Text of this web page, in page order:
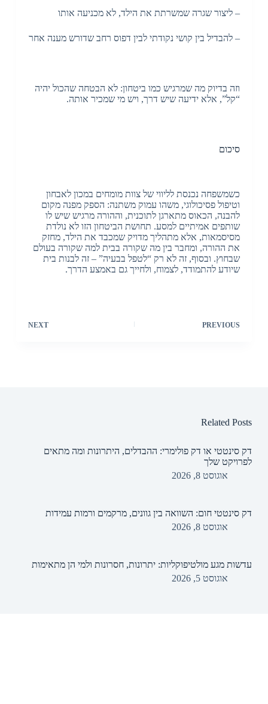
– ליצור שגרה שמשרתת את הילד, לא מכניעה אותו
– להבדיל בין קושי נקודתי לבין דפוס רחב שדורש מענה אחר
וזה בדיוק מה שמרגיש כמו ביטחון: לא הבטחה שהכול יהיה
“קל”, אלא ידיעה שיש דרך, ויש מי שמכיר אותה.
סיכום
כשמשפחה נכנסת לליווי של צוות מומחים במכון לאבחון
וטיפול פסיכולוגי, משהו עמוק משתנה: הספק מפנה מקום
להבנה, הכאוס מתארגן לתוכנית, וההורה מרגיש שיש לו
שותפים אמיתיים למסע. תחושת הביטחון הזו לא נולדת
מסיסמאות, אלא מתהליך מדויק שמכבד את הילד, מחזק
את ההורה, ומחבר בין מה שקורה בבית למה שקורה בעולם
שבחוץ. ובסוף, זה לא רק “לטפל בבעיה” – זה לבנות בית
שיודע להתמודד, לצמוח, ולחייך גם באמצע הדרך.
PREVIOUS
NEXT
Related Posts
דק סינטטי או דק פולימרי: ההבדלים, היתרונות ומה מתאים
לפרויקט שלך
אוגוסט 8, 2026
דק סינטטי חום: השוואה בין גוונים, מרקמים ורמות עמידות
אוגוסט 8, 2026
עדשות מגע מולטיפוקליות: יתרונות, חסרונות ולמי הן מתאימות
אוגוסט 5, 2026